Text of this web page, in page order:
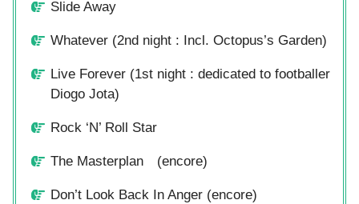
Slide Away
Whatever (2nd night : Incl. Octopus’s Garden)
Live Forever (1st night : dedicated to footballer
Diogo Jota)
Rock ‘N’ Roll Star
The Masterplan (encore)
Don’t Look Back In Anger (encore)